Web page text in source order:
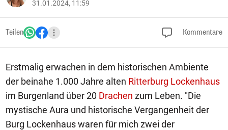
31.01.2024, 11:59
Teilen Kommentare
Erstmalig erwachen in dem historischen Ambiente
der beinahe 1.000 Jahre alten Ritterburg Lockenhaus
im Burgenland über 20 Drachen zum Leben. "Die
mystische Aura und historische Vergangenheit der
Burg Lockenhaus waren für mich zwei der